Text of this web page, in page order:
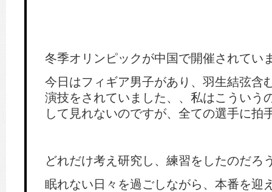
冬季オリンピックが中国で開催されてい
今日はフィギア男子があり、羽生結弦含
演技をされていました、、私はこういう
して見れないのですが、全ての選手に拍
どれだけ考え研究し、練習をしたのだろ
眠れない日々を過ごしながら、本番を迎